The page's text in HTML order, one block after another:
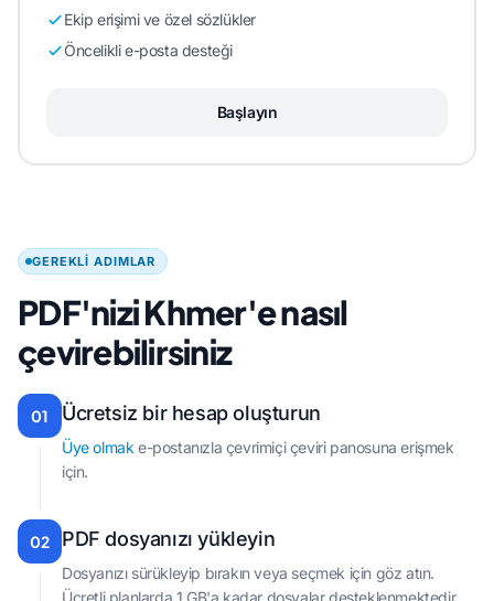
Ekip erişimi ve özel sözlükler
Öncelikli e-posta desteği
Başlayın
GEREKLI ADIMLAR
PDF'nizi Khmer'e nasıl
çevirebilirsiniz
01 Ücretsiz bir hesap oluşturun
Üye olmak e-postanızla çevrimiçi çeviri panosuna erişmek
için.
02 PDF dosyanızı yükleyin
Dosyanızı sürükleyip bırakın veya seçmek için göz atın.